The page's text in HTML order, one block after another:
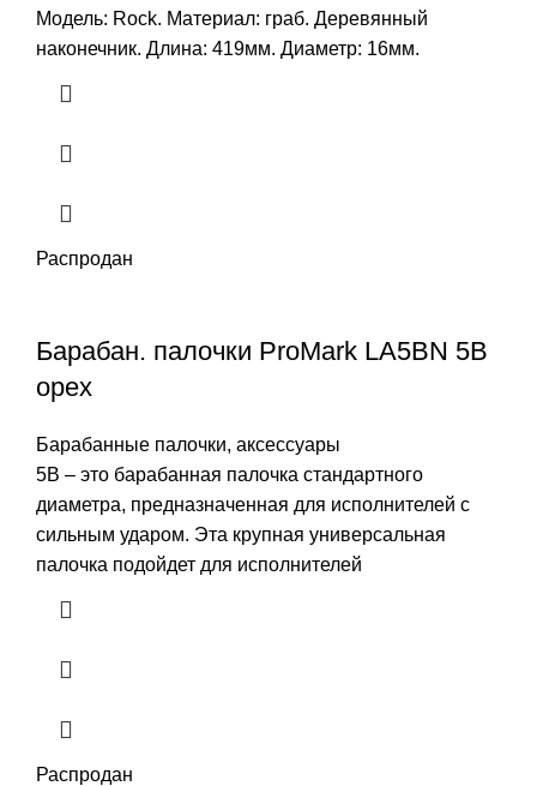
Модель: Rock. Материал: граб. Деревянный
наконечник. Длина: 419мм. Диаметр: 16мм.
Распродан
Барабан. палочки ProMark LA5BN 5B
орех
Барабанные палочки, аксессуары
5B – это барабанная палочка стандартного
диаметра, предназначенная для исполнителей с
сильным ударом. Эта крупная универсальная
палочка подойдет для исполнителей
Распродан